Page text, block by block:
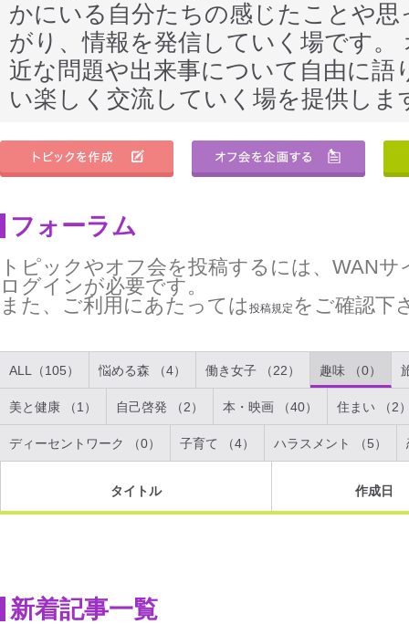
かにいる自分たちの感じたことや
がり、情報を発信していく場です
近な問題や出来事について自由に
い楽しく交流していく場を提供しま
フォーラム
トピックやオフ会を投稿するには、WAN
ログインが必要です。
また、ご利用にあたっては 投稿規定 をご確認下
ALL（105） 悩める森 （4） 働き女子 （22） 趣味 （0）
美と健康 （1） 自己啓発 （2） 本・映画 （40） 住まい （2
ディーセントワーク （0） 子育て （4） ハラスメント （5）
タイトル 作成日
新着記事一覧